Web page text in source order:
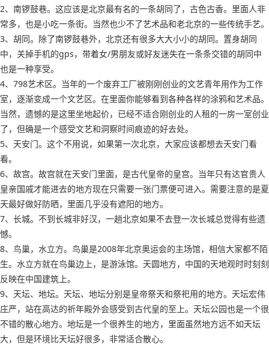
2、南锣鼓巷。这应该是北京最有名的一条胡同了，古色古香。里面人非
常多，也是小吃一条街。当然也少不了艺术品和老北京的一些传统手艺。
3、胡同。除了南锣鼓巷外，北京还有很多大大小小的胡同。置身胡同
中，关掉手机的gps，带着女/男朋友或好友迷失在一条条交错的胡同中
也是一种享受。
4、798艺术区。当年的一个废弃工厂被刚刚创业的文艺青年用作为工作
室，逐渐变成一个文艺区。在里面你能够看到各种各样的涂鸦和艺术品。
当然，遗憾的是这里坐地起价，已经不适合刚创业的人租的一房一室创业
了，但确是一个感受文艺和洞察时间痕迹的好去处。
5、天安门。这个不用说，如果第一次北京，大家应该都想去天安门看
看。
6、故宫。故宫就在天安门里面，是古代皇帝的皇宫。当年只有达官贵人
皇亲国戚才能进去的地方现在只需要一张门票便可进入。需要注意的是夏
天最好做好防晒，里面几乎没有遮阳的地方。
7、长城。不到长城非好汉，一趟北京如果不去登一次长城总觉得有些遗
憾。
8、鸟巢，水立方。鸟巢是2008年北京奥运会的主场馆，相信大家都不陌
生。水立方就在鸟巢边上，是游泳馆。天圆地方，中国的天地观时时刻刻
反映在中国建筑上。
9、天坛、地坛。天坛、地坛分别是皇帝祭天和祭祀用的地方。天坛宏伟
庄严，站在高达的祈年殿外会感受到古代皇的至上。天坛公园也是一个很
不错的散心地方。地坛是一个很养生的地方，里面虽然地方远不如天坛
大，但是环境比天坛好很多，非常适合散心。